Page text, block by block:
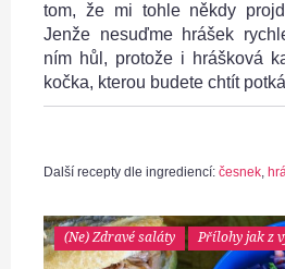
tom, že mi tohle někdy
Jenže nesuďme hrášek
ním hůl, protože i hrášková
kočka, kterou budete chtít
Další recepty dle ingrediencí: česnek,
(Ne) Zdravé saláty Přílohy jak z